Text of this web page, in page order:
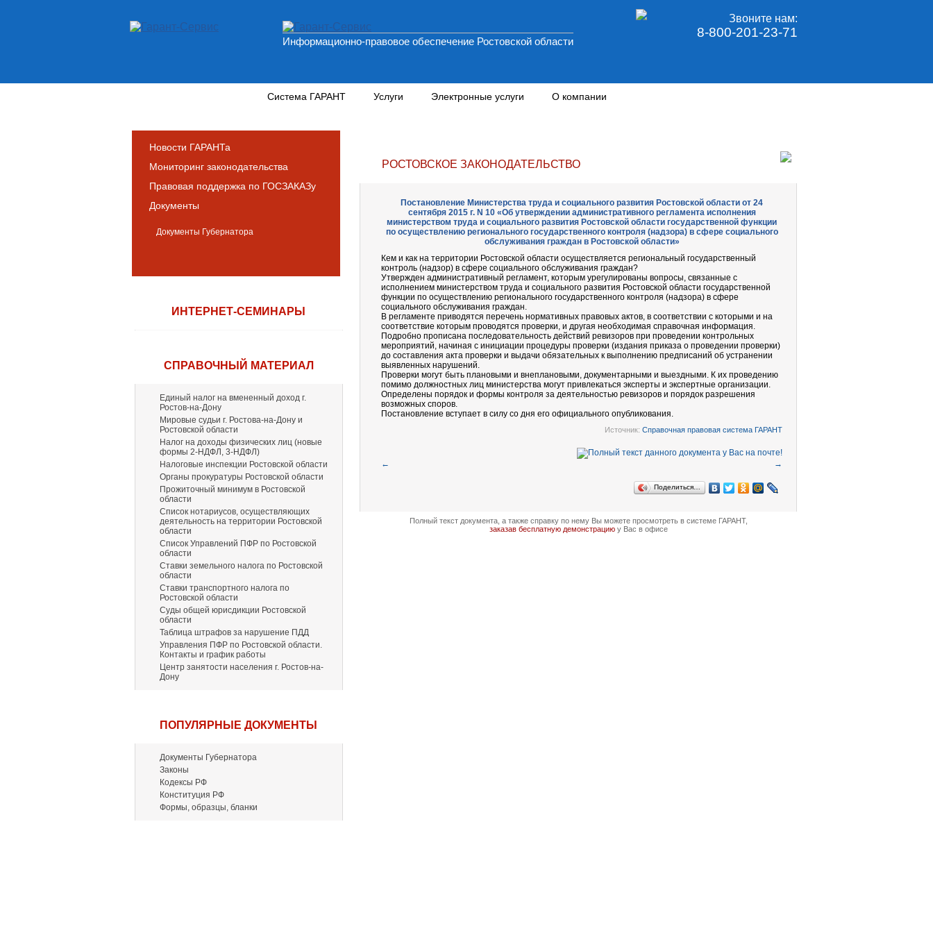
Информационно-правовое обеспечение Ростовской области
Звоните нам:
8-800-201-23-71
Система ГАРАНТ Услуги Электронные услуги О компании
Новости ГАРАНТа
Мониторинг законодательства
Правовая поддержка по ГОСЗАКАЗу
Документы
Документы Губернатора
ИНТЕРНЕТ-СЕМИНАРЫ
СПРАВОЧНЫЙ МАТЕРИАЛ
Единый налог на вмененный доход г.
Ростов-на-Дону
Мировые судьи г. Ростова-на-Дону и
Ростовской области
Налог на доходы физических лиц (новые
формы 2-НДФЛ, 3-НДФЛ)
Налоговые инспекции Ростовской области
Органы прокуратуры Ростовской области
Прожиточный минимум в Ростовской
области
Список нотариусов, осуществляющих
деятельность на территории Ростовской
области
Список Управлений ПФР по Ростовской
области
Ставки земельного налога по Ростовской
области
Ставки транспортного налога по
Ростовской области
Суды общей юрисдикции Ростовской
области
Таблица штрафов за нарушение ПДД
Управления ПФР по Ростовской области.
Контакты и график работы
Центр занятости населения г. Ростов-на-
Дону
ПОПУЛЯРНЫЕ ДОКУМЕНТЫ
Документы Губернатора
Законы
Кодексы РФ
Конституция РФ
Формы, образцы, бланки
РОСТОВСКОЕ ЗАКОНОДАТЕЛЬСТВО
Постановление Министерства труда и социального развития Ростовской области от 24
сентября 2015 г. N 10 «Об утверждении административного регламента исполнения
министерством труда и социального развития Ростовской области государственной функции
по осуществлению регионального государственного контроля (надзора) в сфере социального
обслуживания граждан в Ростовской области»
Кем и как на территории Ростовской области осуществляется региональный государственный
контроль (надзор) в сфере социального обслуживания граждан?
Утвержден административный регламент, которым урегулированы вопросы, связанные с
исполнением министерством труда и социального развития Ростовской области государственной
функции по осуществлению регионального государственного контроля (надзора) в сфере
социального обслуживания граждан.
В регламенте приводятся перечень нормативных правовых актов, в соответствии с которыми и на
соответствие которым проводятся проверки, и другая необходимая справочная информация.
Подробно прописана последовательность действий ревизоров при проведении контрольных
мероприятий, начиная с инициации процедуры проверки (издания приказа о проведении проверки)
до составления акта проверки и выдачи обязательных к выполнению предписаний об устранении
выявленных нарушений.
Проверки могут быть плановыми и внеплановыми, документарными и выездными. К их проведению
помимо должностных лиц министерства могут привлекаться эксперты и экспертные организации.
Определены порядок и формы контроля за деятельностью ревизоров и порядок разрешения
возможных споров.
Постановление вступает в силу со дня его официального опубликования.
Источник: Справочная правовая система ГАРАНТ
← →
Поделиться…
Полный текст документа, а также справку по нему Вы можете просмотреть в системе ГАРАНТ,
заказав бесплатную демонстрациюу Вас в офисе